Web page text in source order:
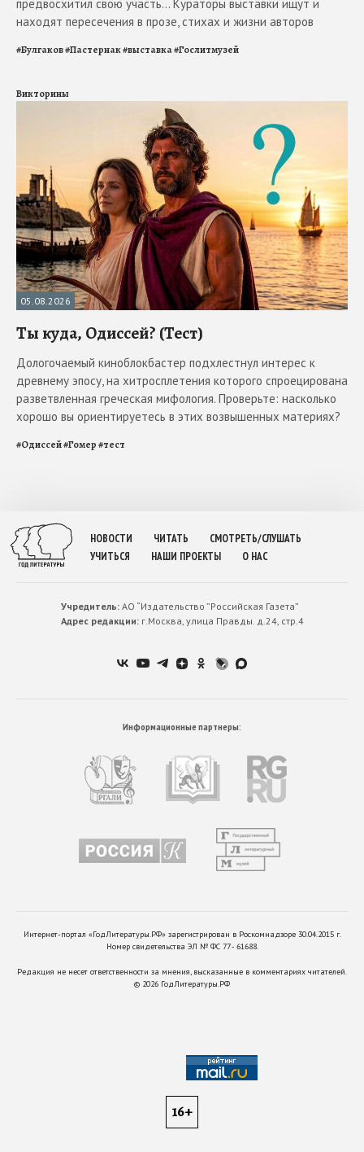
предвосхитил свою участь... Кураторы выставки ищут и
находят пересечения в прозе, стихах и жизни авторов
#Булгаков#Пастернак#выставка#Гослитмузей
Викторины
05.08.2026
Ты куда, Одиссей? (Тест)
Дологочаемый киноблокбастер подхлестнул интерес к
древнему эпосу, на хитросплетения которого спроецирована
разветвленная греческая мифология. Проверьте: насколько
хорошо вы ориентируетесь в этих возвышенных материях?
#Одиссей#Гомер#тест
НОВОСТИ ЧИТАТЬ
СМОТРЕТЬ/СЛУШАТЬ
УЧИТЬСЯ
НАШИ ПРОЕКТЫ О НАС
Учредитель:АО “Издательство ”Российская Газета”
Адрес редакции:г.Москва, улица Правды. д.24, стр.4
Информационные партнеры:
Интернет-портал «ГодЛитературы.РФ» зарегистрирован в Роскомнадзоре 30.04.2015 г.
Номер свидетельства ЭЛ № ФС 77 - 61688.
Редакция не несет ответственности за мнения, высказанные в комментариях читателей.
© 2026 ГодЛитературы.РФ
16+